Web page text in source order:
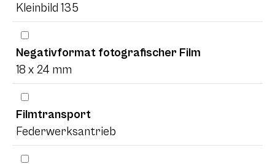
Kleinbild 135
Negativformat fotografischer Film
18 x 24 mm
Filmtransport
Federwerksantrieb